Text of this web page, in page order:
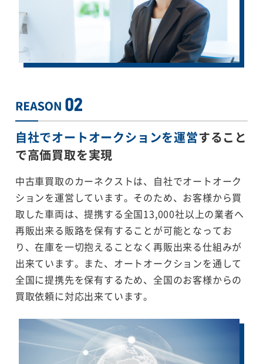
自社でオートオークションを運営すること
で高価買取を実現
中古車買取のカーネクストは、自社でオートオーク
ションを運営しています。そのため、お客様から買
取した車両は、提携する全国13,000社以上の業者へ
再販出来る販路を保有することが可能となってお
り、在庫を一切抱えることなく再販出来る仕組みが
出来ています。また、オートオークションを通して
全国に提携先を保有するため、全国のお客様からの
買取依頼に対応出来ています。